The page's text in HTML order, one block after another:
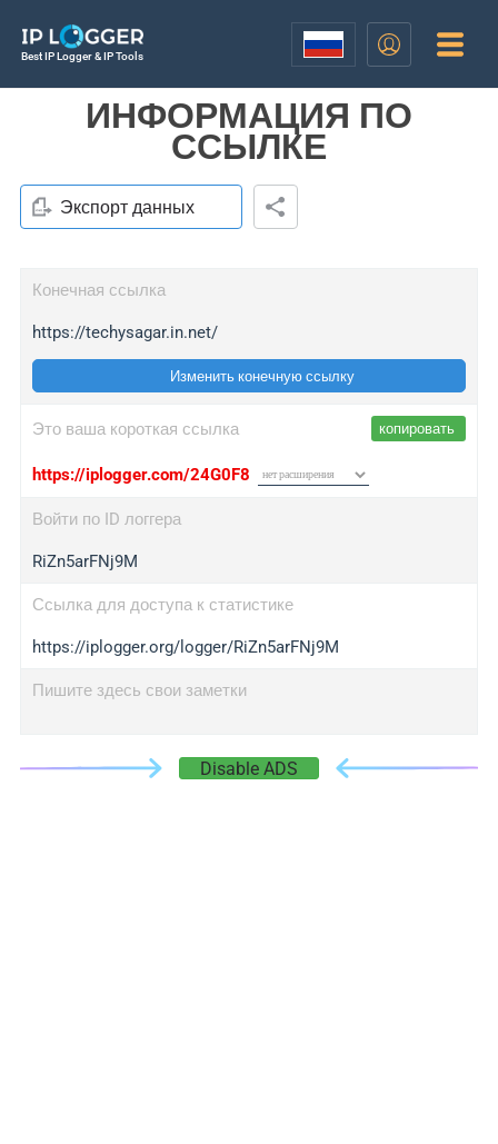
Best IP Logger & IP Tools
ИНФОРМАЦИЯ ПО
ССЫЛКЕ
Экспорт данных
Конечная ссылка
https://techysagar.in.net/
Изменить конечную ссылку
Это ваша короткая ссылка копировать
https://iplogger.com/24G0F8
Войти по ID логгера
RiZn5arFNj9M
Ссылка для доступа к статистике
https://iplogger.org/logger/RiZn5arFNj9M
Пишите здесь свои заметки
Disable ADS